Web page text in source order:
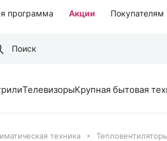
программа Акции Покупателям
ТелевизорыКрупная бытовая
техника